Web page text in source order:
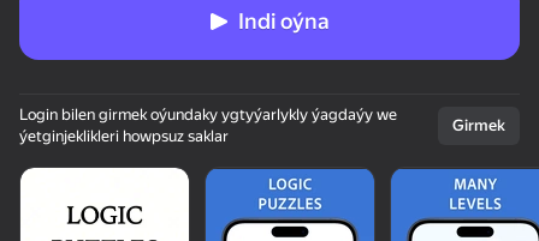
Indi oýna
Login bilen girmek oýundaky ygtyýarlykly ýagdaýy we
ýetginjeklikleri howpsuz saklar
Girmek